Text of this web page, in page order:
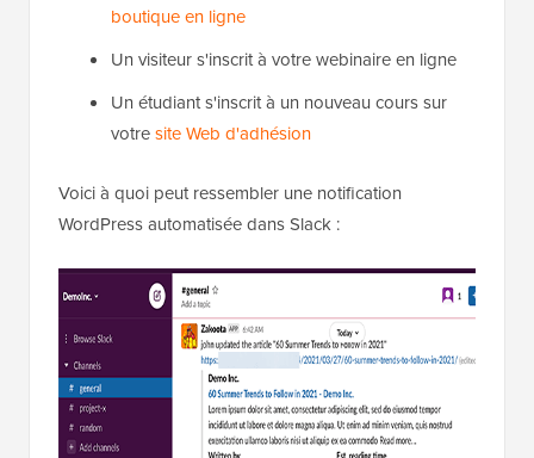
boutique en ligne
Un visiteur s'inscrit à votre webinaire en ligne
Un étudiant s'inscrit à un nouveau cours sur
votresite Web d'adhésion
Voici à quoi peut ressembler une notification
WordPress automatisée dans Slack :